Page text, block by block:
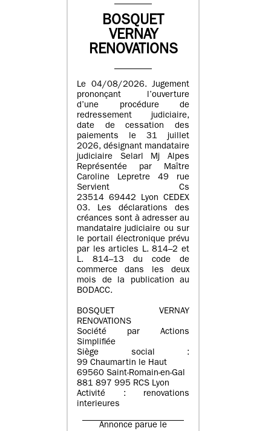
BOSQUET
VERNAY
RENOVATIONS
Le 04/08/2026. Jugement
prononçant l’ouverture
d’une procédure de
redressement judiciaire,
date de cessation des
paiements le 31 juillet
2026, désignant mandataire
judiciaire Selarl Mj Alpes
Représentée par Maître
Caroline Lepretre 49 rue
Servient Cs
23514 69442 Lyon CEDEX
03. Les déclarations des
créances sont à adresser au
mandataire judiciaire ou sur
le portail électronique prévu
par les articles L. 814–2 et
L. 814–13 du code de
commerce dans les deux
mois de la publication au
BODACC.
BOSQUET VERNAY
RENOVATIONS
Société par Actions
Simplifiée
Siège social :
99 Chaumartin le Haut
69560 Saint-Romain-en-Gal
881 897 995 RCS Lyon
Activité : renovations
interieures
Annonce parue le